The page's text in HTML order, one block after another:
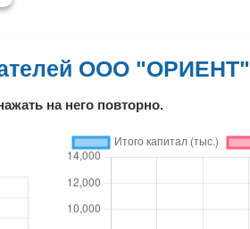
ООО "ОРИЕНТ"
на него повторно.